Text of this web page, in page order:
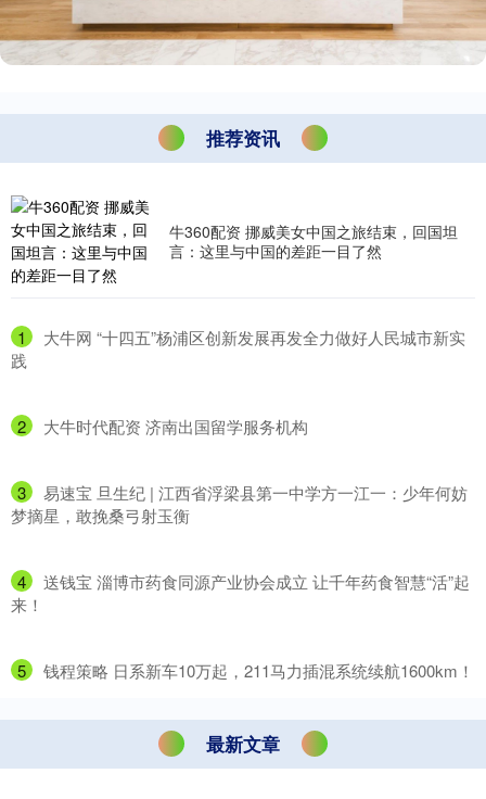
推荐资讯
牛360配资 挪威美女中国之旅结束，回国坦
言：这里与中国的差距一目了然
1
​大牛网 “十四五”杨浦区创新发展再发全力做好人民城市新实
践
2 ​大牛时代配资 济南出国留学服务机构
3
​易速宝 旦生纪 | 江西省浮梁县第一中学方一江一：少年何妨
梦摘星，敢挽桑弓射玉衡
4
​送钱宝 淄博市药食同源产业协会成立 让千年药食智慧“活”起
来！
5 ​钱程策略 日系新车10万起，211马力插混系统续航1600km！
最新文章